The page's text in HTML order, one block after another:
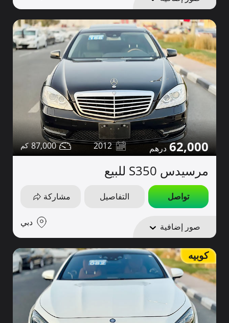
62,000
2012
87,000
مرسيدس S350 للبيع
تواصل التفاصيل مشاركة
صور إضافية دبي
كوبيه